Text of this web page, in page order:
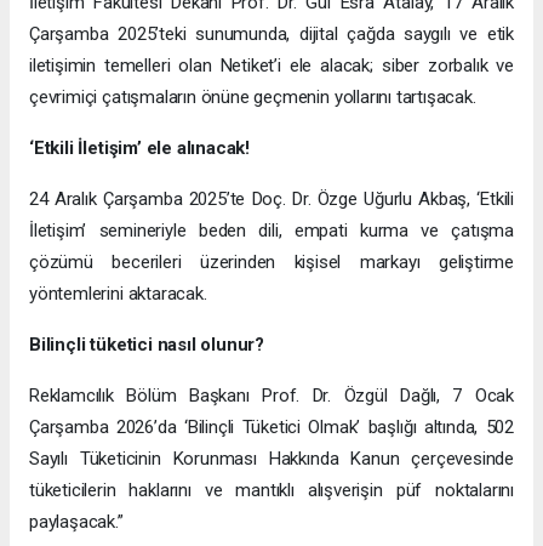
Çarşamba 2025’teki sunumunda, dijital çağda saygılı ve etik
iletişimin temelleri olan Netiket’i ele alacak; siber zorbalık ve
çevrimiçi çatışmaların önüne geçmenin yollarını tartışacak.
‘Etkili İletişim’ ele alınacak!
24 Aralık Çarşamba 2025’te Doç. Dr. Özge Uğurlu Akbaş, ‘Etkili
İletişim’ semineriyle beden dili, empati kurma ve çatışma
çözümü becerileri üzerinden kişisel markayı geliştirme
yöntemlerini aktaracak.
Bilinçli tüketici nasıl olunur?
Reklamcılık Bölüm Başkanı Prof. Dr. Özgül Dağlı, 7 Ocak
Çarşamba 2026’da ‘Bilinçli Tüketici Olmak’ başlığı altında, 502
Sayılı Tüketicinin Korunması Hakkında Kanun çerçevesinde
tüketicilerin haklarını ve mantıklı alışverişin püf noktalarını
paylaşacak.”